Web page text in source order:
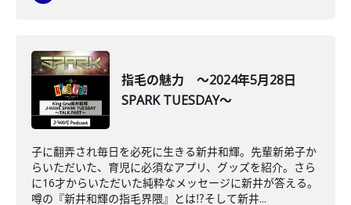
指毛の魅力 ～2024年5月28日
SPARK TUESDAY～
子に翻弄され毎日を必死に生きる新井和輝。先輩新弟子か
らいただいた、育児に必須なアプリ、グッズを紹介。さら
に16才からいただいた純粋なメッセージに新井が答える。
噂の『新井和輝の指毛界隈』とは⁉そして新井...